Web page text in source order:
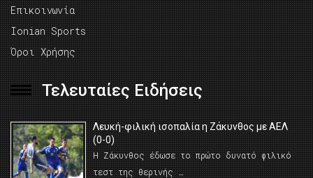
Επικοινωνία
Ionian Sports
Όροι Χρήσης
Τελευταίες Ειδήσεις
Λευκή-φιλική ισοπαλία η Ζάκυνθος με ΑΕΛ
(0-0)
Η Ζάκυνθος έδωσε το πρώτο δυνατό φιλικό
τεστ της θερινής …